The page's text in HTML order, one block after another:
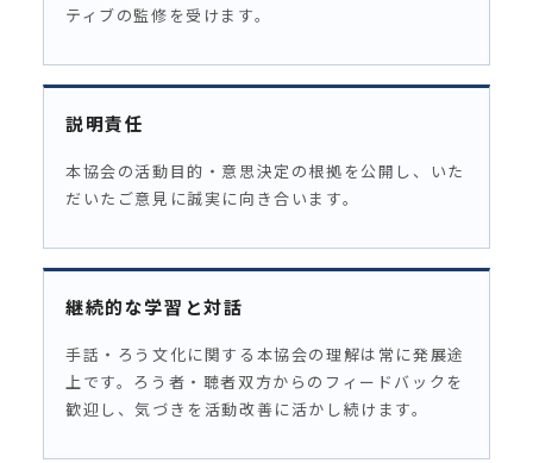
ティブの監修を受けます。
説明責任
本協会の活動目的・意思決定の根拠を公開し、いた
だいたご意見に誠実に向き合います。
継続的な学習と対話
手話・ろう文化に関する本協会の理解は常に発展途
上です。ろう者・聴者双方からのフィードバックを
歓迎し、気づきを活動改善に活かし続けます。